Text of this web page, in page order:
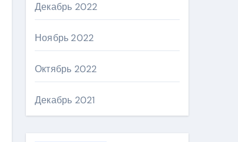
Декабрь 2022
Ноябрь 2022
Октябрь 2022
Декабрь 2021